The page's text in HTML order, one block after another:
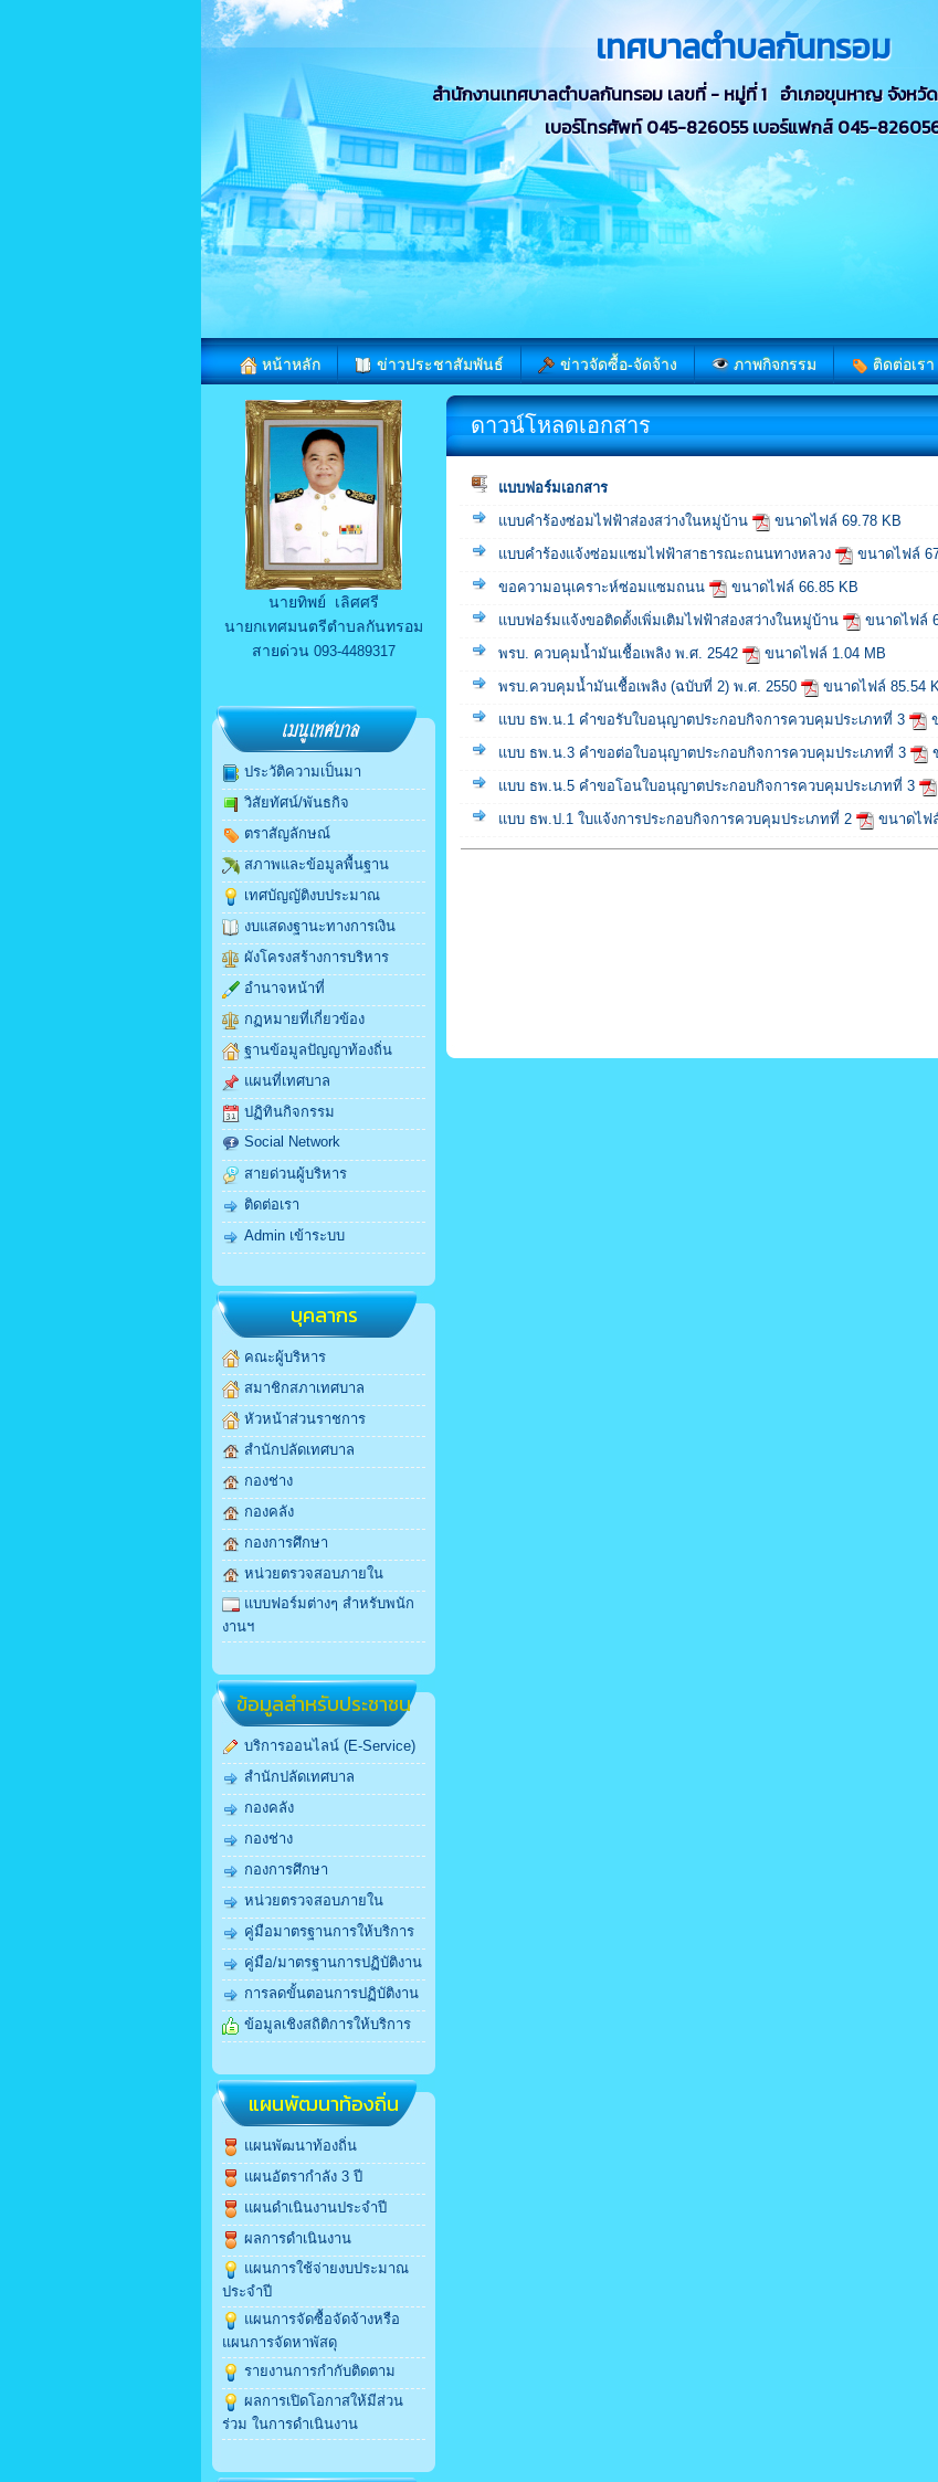
เทศบาลตำบลกันทรอม
สำนักงานเทศบาลตำบลกันทรอม เลขที่ - หมู่ที่ 1 อำเภอขุนหาญ จังหวัด
เบอร์โทรศัพท์ 045-826055 เบอร์แฟกส์ 045-
หน้าหลัก ข่าวประชาสัมพันธ์ ข่าวจัดซื้อ-จัดจ้าง ภาพกิจกรรม ติดต่อเรา
นายทิพย์ เลิศศรี
นายกเทศมนตรีตำบลกันทรอม
สายด่วน 093-4489317
ประวัติความเป็นมา
วิสัยทัศน์/พันธกิจ
ตราสัญลักษณ์
สภาพและข้อมูลพื้นฐาน
เทศบัญญัติงบประมาณ
งบแสดงฐานะทางการเงิน
ผังโครงสร้างการบริหาร
อำนาจหน้าที่
กฏหมายที่เกี่ยวข้อง
ฐานข้อมูลปัญญาท้องถิ่น
แผนที่เทศบาล
ปฏิทินกิจกรรม
Social Network
สายด่วนผู้บริหาร
ติดต่อเรา
Admin เข้าระบบ
บุคลากร
คณะผู้บริหาร
สมาชิกสภาเทศบาล
หัวหน้าส่วนราชการ
สำนักปลัดเทศบาล
กองช่าง
กองคลัง
กองการศึกษา
หน่วยตรวจสอบภายใน
แบบฟอร์มต่างๆ สำหรับพนัก
งานฯ
ข้อมูลสำหรับประชาชน
บริการออนไลน์ (E-Service)
สำนักปลัดเทศบาล
กองคลัง
กองช่าง
กองการศึกษา
หน่วยตรวจสอบภายใน
คู่มือมาตรฐานการให้บริการ
คู่มือ/มาตรฐานการปฏิบัติงาน
การลดขั้นตอนการปฏิบัติงาน
ข้อมูลเชิงสถิติการให้บริการ
แผนพัฒนาท้องถิ่น
แผนพัฒนาท้องถิ่น
แผนอัตรากำลัง 3 ปี
แผนดำเนินงานประจำปี
ผลการดำเนินงาน
แผนการใช้จ่ายงบประมาณ
ประจำปี
แผนการจัดซื้อจัดจ้างหรือ
แผนการจัดหาพัสดุ
รายงานการกำกับติดตาม
ผลการเปิดโอกาสให้มีส่วน
ร่วม ในการดำเนินงาน
ดาวน์โหลดเอกสาร
แบบฟอร์มเอกสาร
แบบคำร้องซ่อมไฟฟ้าส่องสว่างในหมู่บ้าน
ขนาดไฟล์ 69.78 KB
แบบคำร้องแจ้งซ่อมแซมไฟฟ้าสาธารณะถนนทางหลวง
ขนาดไฟล์
ขอความอนุเคราะห์ซ่อมแซมถนน
ขนาดไฟล์ 66.85 KB
แบบฟอร์มแจ้งขอติดตั้งเพิ่มเติมไฟฟ้าส่องสว่างในหมู่บ้าน
ขนาดไฟล์
พรบ. ควบคุมน้ำมันเชื้อเพลิง พ.ศ. 2542
ขนาดไฟล์ 1.04 MB
พรบ.ควบคุมน้ำมันเชื้อเพลิง (ฉบับที่ 2) พ.ศ. 2550
ขนาดไฟล์ 85.54
แบบ ธพ.น.1 คำขอรับใบอนุญาตประกอบกิจการควบคุมประเภทที่ 3
แบบ ธพ.น.3 คำขอต่อใบอนุญาตประกอบกิจการควบคุมประเภทที่ 3
แบบ ธพ.น.5 คำขอโอนใบอนุญาตประกอบกิจการควบคุมประเภทที่ 3
แบบ ธพ.ป.1 ใบแจ้งการประกอบกิจการควบคุมประเภทที่ 2
ขนาดไฟ